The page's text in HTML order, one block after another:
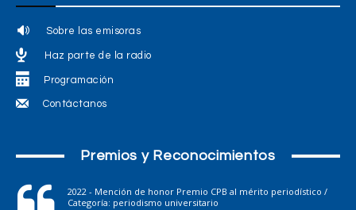
Sobre las emisoras
Haz parte de la radio
Programación
Contáctanos
Premios y Reconocimientos
2022 - Mención de honor Premio CPB al mérito periodístico /
Categoría: periodismo universitario